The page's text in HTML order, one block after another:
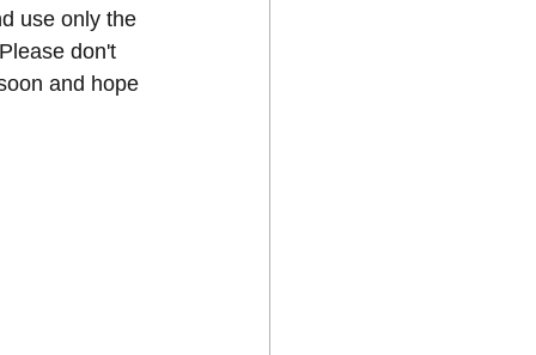
use only the
don't
and hope